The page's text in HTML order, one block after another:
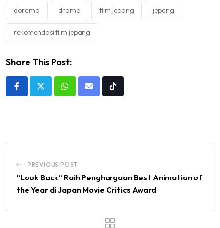
dorama drama film jepang jepang
rekomendasi film jepang
Share This Post:
Whatsapp
Share
Tiktok
PREVIOUS POST
“Look Back” Raih Penghargaan Best Animation of
the Year di Japan Movie Critics Award